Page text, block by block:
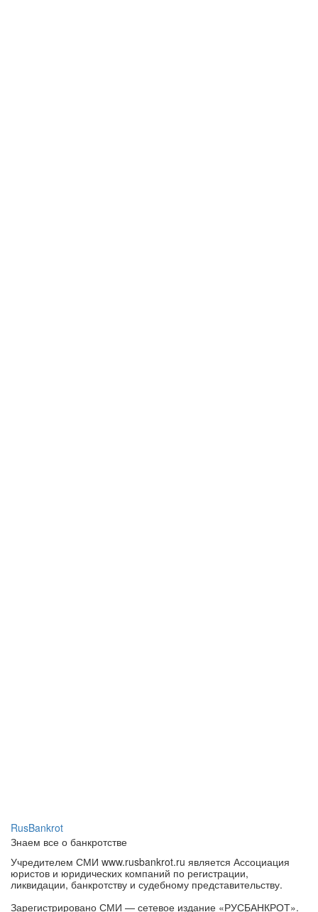
RusBankrot
Знаем все о банкротстве
Учредителем СМИ www.rusbankrot.ru является Ассоциация
юристов и юридических компаний по регистрации,
ликвидации, банкротству и судебному представительству.
Зарегистрировано СМИ — сетевое издание «РУСБАНКРОТ».